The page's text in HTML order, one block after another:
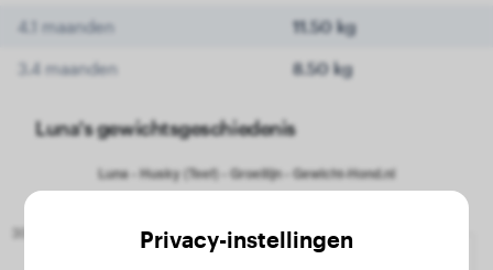
4.1 maanden 11.50 kg
3.4 maanden 8.50 kg
Luna's gewichtsgeschiedenis
Privacy-instellingen